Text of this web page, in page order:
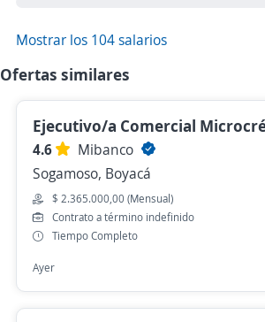
Mostrar los 104 salarios
Ofertas similares
Ejecutivo/a Comercial
4.6
Mibanco
Sogamoso, Boyacá
$ 2.365.000,00 (Mensual)
Contrato a término indefinido
Tiempo Completo
Ayer